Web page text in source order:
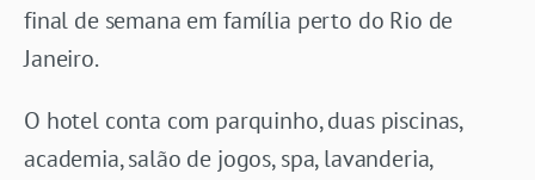
final de semana em família perto do Rio de
Janeiro.
O hotel conta com parquinho, duas piscinas,
academia, salão de jogos, spa, lavanderia,